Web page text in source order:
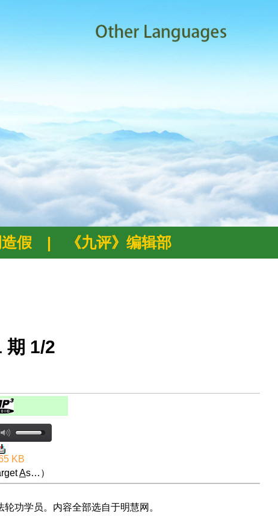
假 | 《九评》编辑部
期 1/2
KB
As…）
功学员。内容全部选自于明慧网。